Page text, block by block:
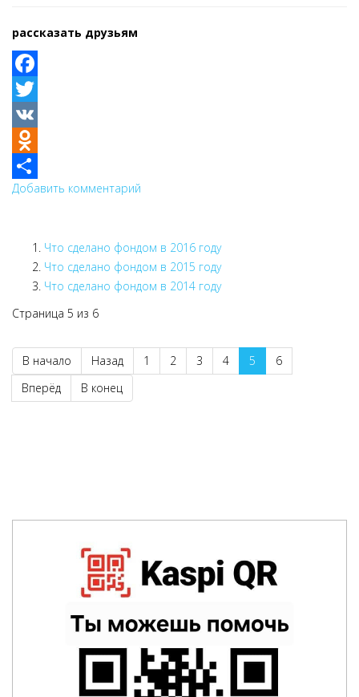
рассказать друзьям
Facebook
Twitter
VK
Odnoklassniki
Share
Добавить комментарий
Что сделано фондом в 2016 году
Что сделано фондом в 2015 году
Что сделано фондом в 2014 году
Страница 5 из 6
В начало Назад 1 2 3 4 5
6
Вперёд
В конец